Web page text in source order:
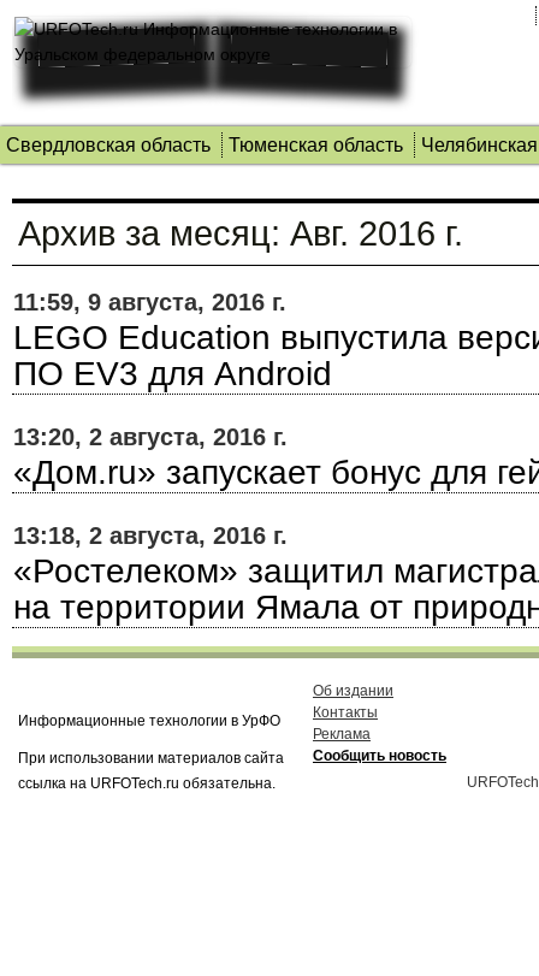
Свердловская область Тюменская область
Архив за месяц: Авг. 2016 г.
11:59, 9 августа, 2016 г.
LEGO Education выпустила
ПО EV3 для Android
13:20, 2 августа, 2016 г.
«Дом.ru» запускает бонус для
13:18, 2 августа, 2016 г.
«Ростелеком» защитил
на территории Ямала от
Информационные технологии в УрФО
При использовании материалов сайта
ссылка на URFOTech.ru обязательна.
Об издании
Контакты
Реклама
Сообщить новость